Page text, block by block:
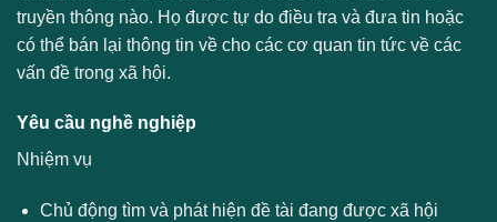
truyền thông nào. Họ được tự do điều tra và đưa tin hoặc
có thể bán lại thông tin về cho các cơ quan tin tức về các
vấn đề trong xã hội.
Yêu cầu nghề nghiệp
Nhiệm vụ
Chủ động tìm và phát hiện đề tài đang được xã hội